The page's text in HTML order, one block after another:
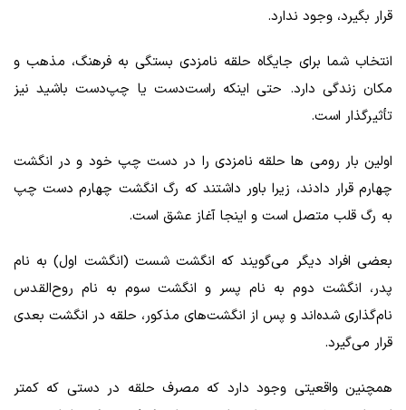
قرار بگیرد، وجود ندارد.
انتخاب شما برای جایگاه حلقه نامزدی بستگی به فرهنگ، مذهب و
مکان زندگی دارد. حتی اینکه راست‌دست یا چپ‌دست باشید نیز
تأثیرگذار است.
اولین بار رومی‌ ها حلقه نامزدی را در دست چپ خود و در انگشت
چهارم قرار دادند، زیرا باور داشتند که رگ انگشت چهارم دست چپ
به رگ قلب متصل است و اینجا آغاز عشق است.
بعضی افراد دیگر می‌گویند که انگشت شست (انگشت اول) به نام
پدر، انگشت دوم به نام پسر و انگشت سوم به نام روح‌القدس
نام‌گذاری شده‌اند و پس از انگشت‌های مذکور، حلقه در انگشت بعدی
قرار می‌گیرد.
همچنین واقعیتی وجود دارد که مصرف حلقه در دستی که کمتر